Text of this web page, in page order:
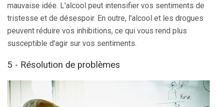
mauvaise idée. L'alcool peut intensifier vos sentiments de
tristesse et de désespoir. En outre, l'alcool et les drogues
peuvent réduire vos inhibitions, ce qui vous rend plus
susceptible d'agir sur vos sentiments.
5 - Résolution de problèmes